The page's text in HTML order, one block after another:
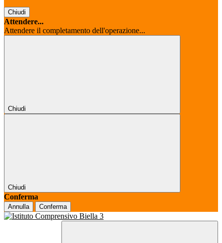
Chiudi
Attendere...
Attendere il completamento dell'operazione...
Chiudi
Chiudi
Conferma
Annulla Conferma